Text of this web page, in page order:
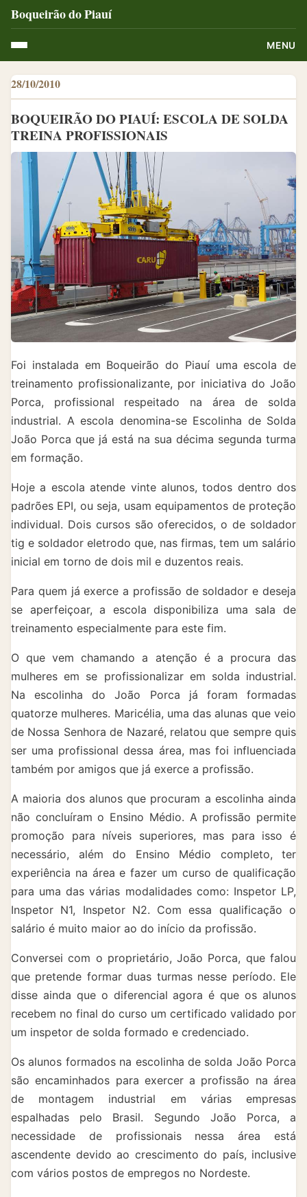
Boqueirão do Piauí
MENU
28/10/2010
BOQUEIRÃO DO PIAUÍ: ESCOLA DE SOLDA
TREINA PROFISSIONAIS
Foi instalada em Boqueirão do Piauí uma escola de
treinamento profissionalizante, por iniciativa do João
Porca, profissional respeitado na área de solda
industrial. A escola denomina-se Escolinha de Solda
João Porca que já está na sua décima segunda turma
em formação.
Hoje a escola atende vinte alunos, todos dentro dos
padrões EPI, ou seja, usam equipamentos de proteção
individual. Dois cursos são oferecidos, o de soldador
tig e soldador eletrodo que, nas firmas, tem um salário
inicial em torno de dois mil e duzentos reais.
Para quem já exerce a profissão de soldador e deseja
se aperfeiçoar, a escola disponibiliza uma sala de
treinamento especialmente para este fim.
O que vem chamando a atenção é a procura das
mulheres em se profissionalizar em solda industrial.
Na escolinha do João Porca já foram formadas
quatorze mulheres. Maricélia, uma das alunas que veio
de Nossa Senhora de Nazaré, relatou que sempre quis
ser uma profissional dessa área, mas foi influenciada
também por amigos que já exerce a profissão.
A maioria dos alunos que procuram a escolinha ainda
não concluíram o Ensino Médio. A profissão permite
promoção para níveis superiores, mas para isso é
necessário, além do Ensino Médio completo, ter
experiência na área e fazer um curso de qualificação
para uma das várias modalidades como: Inspetor LP,
Inspetor N1, Inspetor N2. Com essa qualificação o
salário é muito maior ao do início da profissão.
Conversei com o proprietário, João Porca, que falou
que pretende formar duas turmas nesse período. Ele
disse ainda que o diferencial agora é que os alunos
recebem no final do curso um certificado validado por
um inspetor de solda formado e credenciado.
Os alunos formados na escolinha de solda João Porca
são encaminhados para exercer a profissão na área
de montagem industrial em várias empresas
espalhadas pelo Brasil. Segundo João Porca, a
necessidade de profissionais nessa área está
ascendente devido ao crescimento do país, inclusive
com vários postos de empregos no Nordeste.